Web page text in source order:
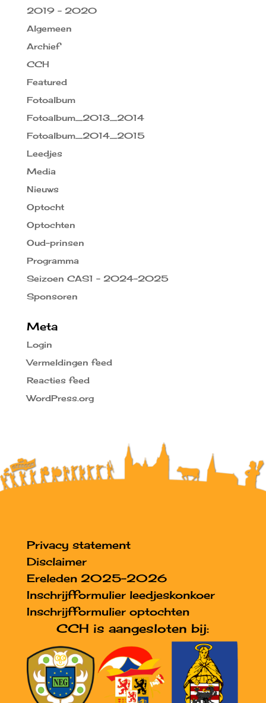
2019 – 2020
Algemeen
Archief
CCH
Featured
Fotoalbum
Fotoalbum_2013_2014
Fotoalbum_2014_2015
Leedjes
Media
Nieuws
Optocht
Optochten
Oud-prinsen
Programma
Seizoen CAS1 – 2024-2025
Sponsoren
Meta
Login
Vermeldingen feed
Reacties feed
WordPress.org
Privacy statement
Disclaimer
Ereleden 2025-2026
Inschrijfformulier leedjeskonkoer
Inschrijfformulier optochten
CCH is aangesloten bij: